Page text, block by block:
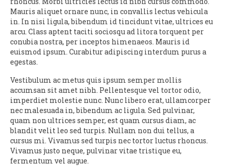
Mauris aliquet ornare nunc, in convallis lectus vehicula
in. In nisi ligula, bibendum id tincidunt vitae, ultrices eu
arcu. Class aptent taciti sociosqu ad litora torquent per
conubia nostra, per inceptos himenaeos. Mauris id
euismod ipsum. Curabitur adipiscing interdum purus a
egestas.
Vestibulum ac metus quis ipsum semper mollis
accumsan sit amet nibh. Pellentesque vel tortor odio,
imperdiet molestie nunc. Nunc libero erat, ullamcorper
nec malesuada in, bibendum ac ligula. Sed pulvinar,
quam non ultrices semper, est quam cursus diam, ac
blandit velit leo sed turpis. Nullam non dui tellus, a
cursus mi. Vivamus sed turpis nec tortor luctus rhoncus.
Vivamus justo neque, pulvinar vitae tristique eu,
fermentum vel augue.